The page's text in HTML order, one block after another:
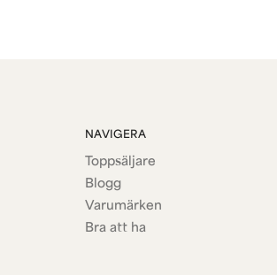
NAVIGERA
Toppsäljare
Blogg
Varumärken
Bra att ha